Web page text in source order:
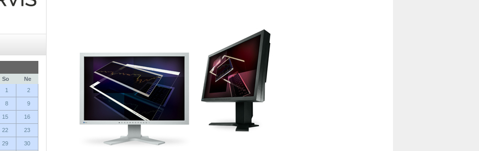
So
Ne
1
2
8 9
15 16
22 23
29 30